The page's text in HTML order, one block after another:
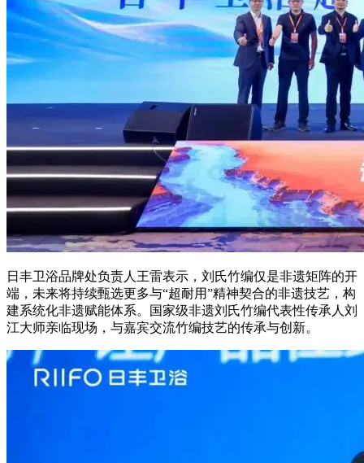
日丰卫浴品牌处负责人王雷表示，刘氏竹编仅是非遗矩阵的开
端，未来将持续甄选更多与“超耐用”精神契合的非遗技艺，构
建系统化非遗赋能体系。国家级非遗刘氏竹编代表性传承人刘
江大师亲临现场，与嘉宾交流竹编技艺的传承与创新。